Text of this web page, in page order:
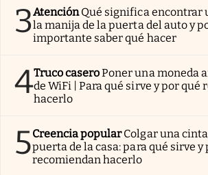
3AtenciónQué significa encontrar
la manija de la puerta del auto y
importante saber qué hacer
4Truco caseroPoner una moneda
de WiFi | Para qué sirve y por qué
hacerlo
5Creencia popularColgar una
puerta de la casa: para qué sirve y
recomiendan hacerlo